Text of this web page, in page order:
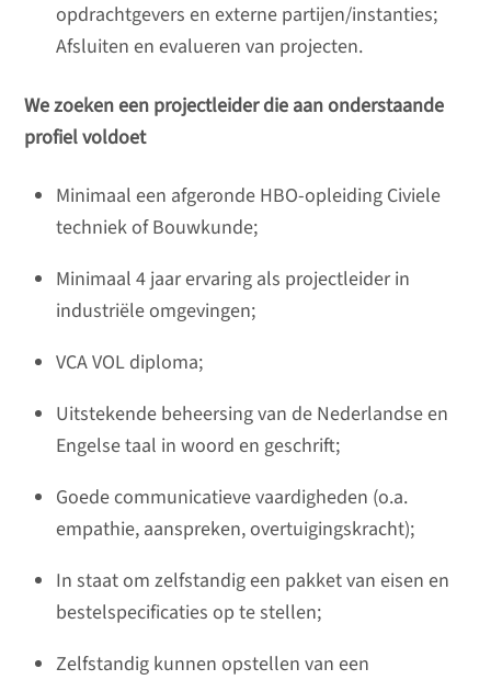
opdrachtgevers en externe partijen/instanties;
Afsluiten en evalueren van projecten.
We zoeken een projectleider die aan onderstaande
profiel voldoet
Minimaal een afgeronde HBO-opleiding Civiele
techniek of Bouwkunde;
Minimaal 4 jaar ervaring als projectleider in
industriële omgevingen;
VCA VOL diploma;
Uitstekende beheersing van de Nederlandse en
Engelse taal in woord en geschrift;
Goede communicatieve vaardigheden (o.a.
empathie, aanspreken, overtuigingskracht);
In staat om zelfstandig een pakket van eisen en
bestelspecificaties op te stellen;
Zelfstandig kunnen opstellen van een